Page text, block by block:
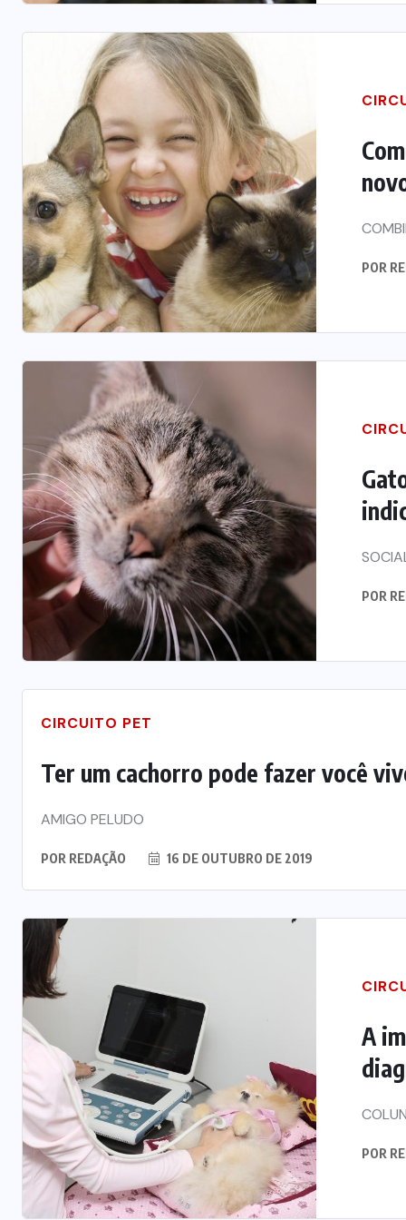
POR
POR
CIRCUITO PET
Ter um cachorro pode fazer você
AMIGO PELUDO
POR REDAÇÃO 16 DE OUTUBRO DE 2019
A
POR